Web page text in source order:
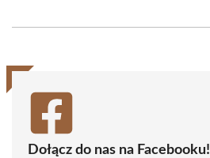
(Twitter)
Dołącz do nas na Facebooku!